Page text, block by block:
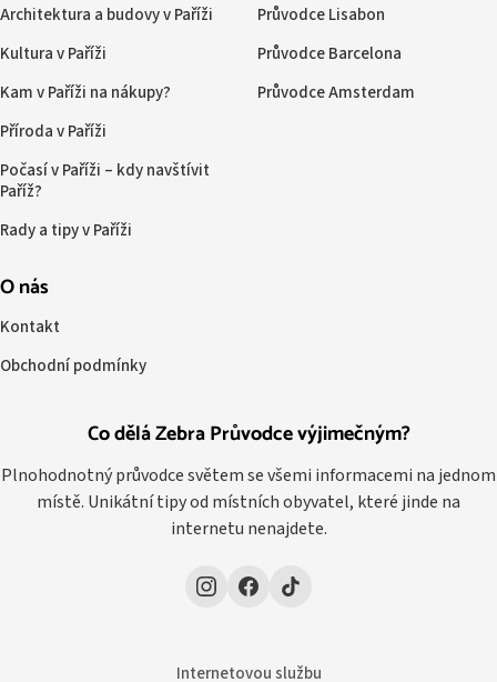
Co dělá Zebra Průvodce výjimečným?
Plnohodnotný průvodce světem se všemi informacemi na jednom
místě. Unikátní tipy od místních obyvatel, které jinde na
internetu nenajdete.
Architektura a budovy v Paříži
Kultura v Paříži
Kam v Paříži na nákupy?
Příroda v Paříži
Počasí v Paříži – kdy navštívit
Paříž?
Rady a tipy v Paříži
Průvodce Lisabon
Průvodce Barcelona
Průvodce Amsterdam
O nás
Kontakt
Obchodní podmínky
Internetovou službu